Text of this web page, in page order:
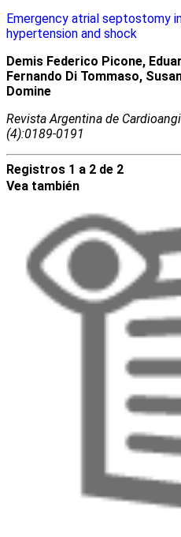
Emergency atrial septostomy
hypertension and shock
Demis Federico Picone,
Fernando Di Tommaso,
Domine
Revista Argentina de
(4):0189-0191
Registros 1 a 2 de 2
Vea también